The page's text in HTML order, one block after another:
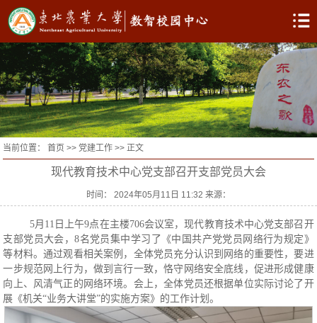
当前位置：首页 >> 党建工作 >> 正文
现代教育技术中心党支部召开支部党员大会
时间： 2024年05月11日 11:32 来源：
5月11日上午9点在主楼706会议室，现代教育技术中心党支部召开
支部党员大会，8名党员集中学习了《中国共产党党员网络行为规定》
等材料。通过观看相关案例，全体党员充分认识到网络的重要性，要进
一步规范网上行为，做到言行一致，恪守网络安全底线，促进形成健康
向上、风清气正的网络环境。会上，全体党员还根据单位实际讨论了开
展《机关“业务大讲堂”的实施方案》的工作计划。